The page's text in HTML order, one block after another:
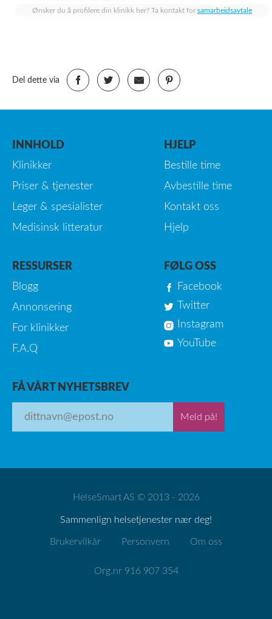
Ønsker du å profilere din klinikk her? Ta kontakt for samarbeidsavtale
Del dette via
INNHOLD
Klinikker
Priser & tjenester
Leger & spesialister
Medisinsk litteratur
HJELP
Bestille time
Avbestille time
Kontakt oss
Hjelp
RESSURSER
Blogg
Annonsering
For klinikker
F.A.Q
FØLG OSS
Facebook
Twitter
Instagram
YouTube
FÅ VÅRT NYHETSBREV
Meld på!
HelseSmart AS © 2013 - 2026
Sammenlign helsetjenester nær deg!
Brukervilkår Personvern Om oss
Org.nr 916 907 354